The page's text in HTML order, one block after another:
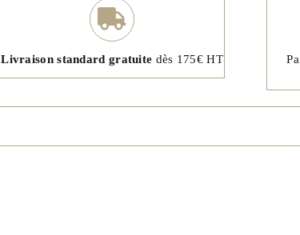
Livraison standard gratuite dès 175€ HT